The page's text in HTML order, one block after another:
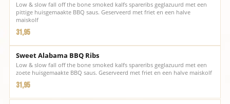
Low & slow fall off the bone smoked kalfs spareribs geglazuurd met een
pittige huisgemaakte BBQ saus. Geserveerd met friet en een halve
maiskolf
31,95
Sweet Alabama BBQ Ribs
Low & slow fall off the bone smoked kalfs spareribs geglazuurd met een
zoete huisgemaakte BBQ saus. Geserveerd met friet en een halve maiskolf
31,95